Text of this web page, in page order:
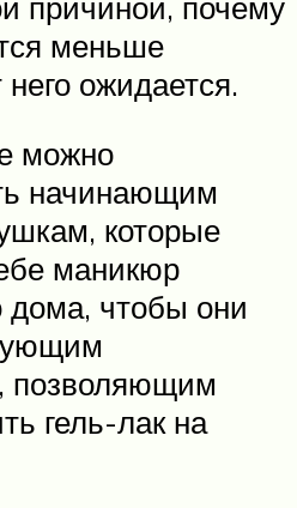
меньше
ожидается.
можно
начинающим
которые
маникюр
дома, чтобы они
позволяющим
гель-лак на